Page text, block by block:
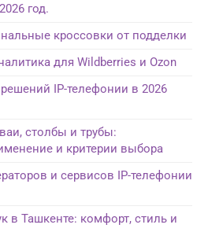
год.
кроссовки от подделки
для Wildberries и Ozon
IP-телефонии в 2026
столбы и трубы:
и критерии выбора
и сервисов IP-телефонии
в Ташкенте: комфорт, стиль и